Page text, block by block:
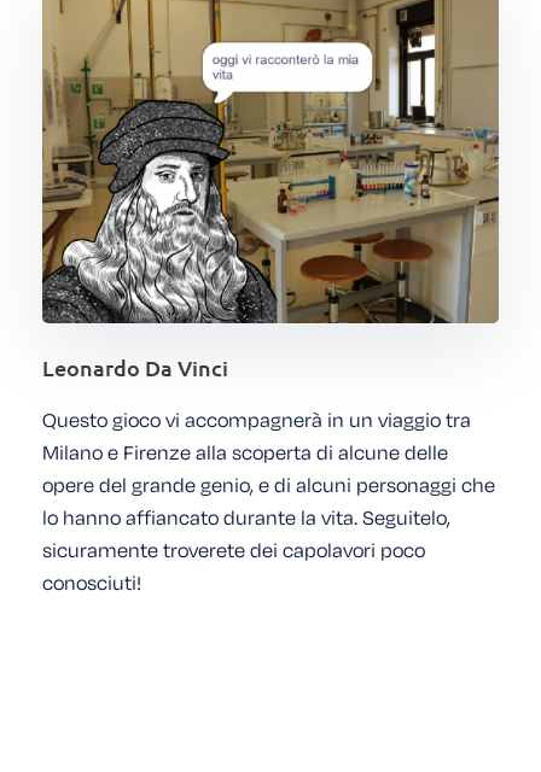
Leonardo Da Vinci
Questo gioco vi accompagnerà in un viaggio tra
Milano e Firenze alla scoperta di alcune delle
opere del grande genio, e di alcuni personaggi che
lo hanno affiancato durante la vita. Seguitelo,
sicuramente troverete dei capolavori poco
conosciuti!